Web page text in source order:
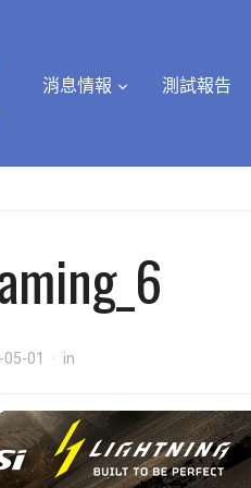
消息情報 測試報告
01 in